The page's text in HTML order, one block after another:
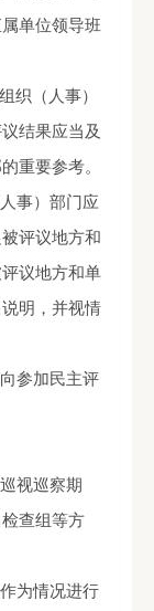
单位领导班
织（人事）
结果应当及
重要参考。
事）部门应
评议地方和
议地方和单
明，并视情
参加民主评
视巡察期
查组等方
为情况进行